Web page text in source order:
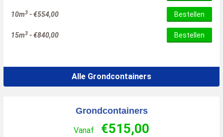
10m3 -€554,00 Bestellen
15m3 -€840,00 Bestellen
Alle Grondcontainers
Grondcontainers
Vanaf €515,00